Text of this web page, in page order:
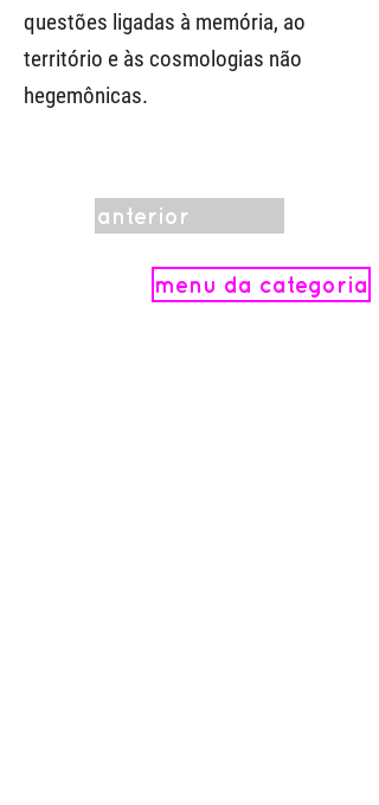
questões ligadas à memória, ao
território e às cosmologias não
hegemônicas.
anterior
menu da categoria